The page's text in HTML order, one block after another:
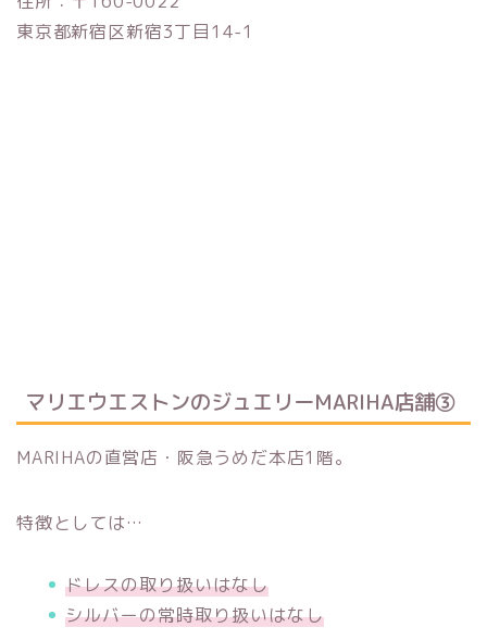
東京都新宿区新宿3丁目14-1
マリエウエストンのジュエリーMARIHA店舗③
MARIHAの直営店・阪急うめだ本店1階。
特徴としては…
ドレスの取り扱いはなし
シルバーの常時取り扱いはなし